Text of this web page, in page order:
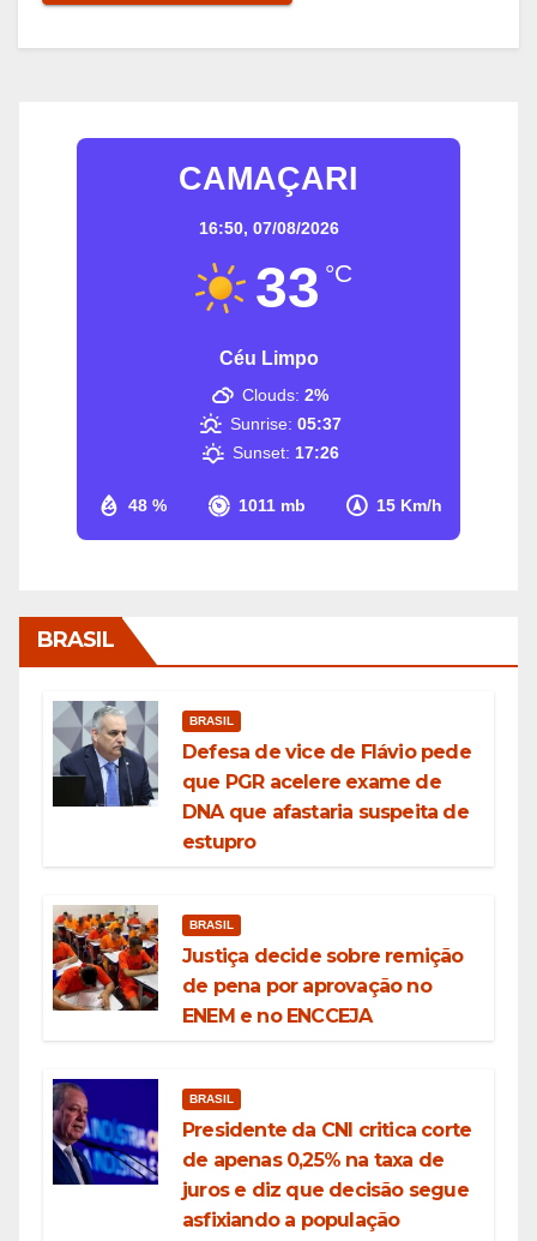
CAMAÇARI
16:50, 07/08/2026
33 °C
Céu Limpo
48 % 1011 mb 15 Km/h
Clouds: 2%
Sunrise: 05:37
Sunset: 17:26
BRASIL
BRASIL
Defesa de vice de Flávio pede
que PGR acelere exame de
DNA que afastaria suspeita de
estupro
BRASIL
Justiça decide sobre remição
de pena por aprovação no
ENEM e no ENCCEJA
BRASIL
Presidente da CNI critica corte
de apenas 0,25% na taxa de
juros e diz que decisão segue
asfixiando a população